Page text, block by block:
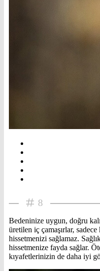
8
Bedeninize uygun, doğru
üretilen iç çamaşırlar,
hissetmenizi sağlamaz.
hissetmenize fayda sağlar.
kıyafetlerinizin de daha iyi